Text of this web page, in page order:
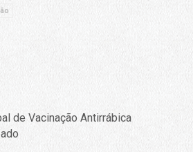
de Vacinação Antirrábica